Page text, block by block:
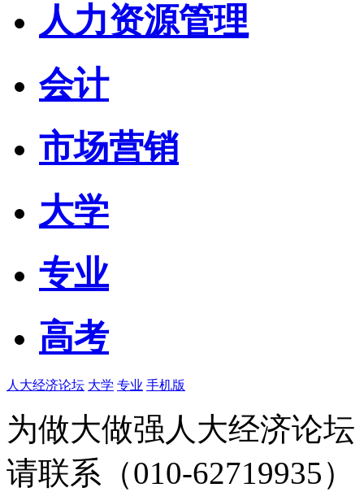
人力资源管理
会计
市场营销
大学
专业
高考
人大经济论坛 大学 专业 手机版
为做大做强人大经济论
请联系（010-62719935）